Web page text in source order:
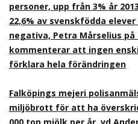
personer, upp från 3% år
22,6% av svenskfödda
negativa, Petra Mårselius
kommenterar att ingen
förklara hela förändringen
Falköpings mejeri
miljöbrott för att ha